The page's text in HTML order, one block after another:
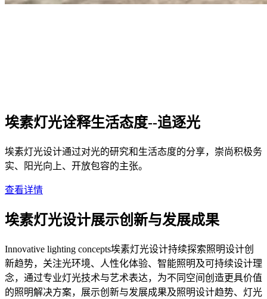
埃素灯光诠释生活态度--追逐光
埃素灯光设计通过对光的研究和生活态度的分享，崇尚积极务
实、阳光向上、开放包容的主张。
查看详情
埃素灯光设计展示创新与发展成果
Innovative lighting concepts埃素灯光设计持续探索照明设计创
新趋势，关注光环境、人性化体验、智能照明及可持续设计理
念，通过专业灯光技术与艺术表达，为不同空间创造更具价值
的照明解决方案，展示创新与发展成果及照明设计趋势、灯光